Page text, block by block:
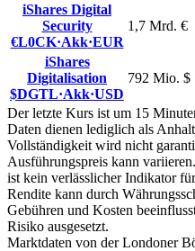
iShares Digital
Security
€L0CK·Akk·EUR
1,7 Mrd. €
iShares
Digitalisation
$DGTL·Akk·USD
792 Mio. $
Der letzte Kurs ist um 15
Daten dienen lediglich als
Vollständigkeit wird nicht
Ausführungspreis kann
ist kein verlässlicher Indikator
Rendite kann durch
Gebühren und Kosten
Risiko ausgesetzt.
Marktdaten von der Londoner